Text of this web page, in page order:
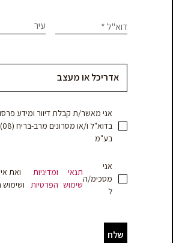
לסדנאות
עברית
דוא"ל* עיר
אני מאשר/ת קבלת דיוור ומידע
בע"מ
אני
מסכימ/ה
ל
תנאי
שימוש
ומדיניות
הפרטיות
ואת
שלח
this
field